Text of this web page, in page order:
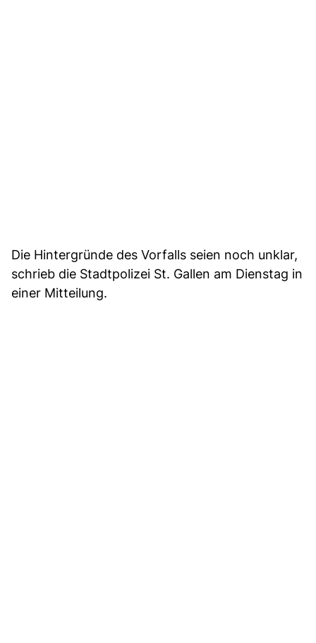
Die Hintergründe des Vorfalls seien noch unklar,
schrieb die Stadtpolizei St. Gallen am Dienstag in
einer Mitteilung.